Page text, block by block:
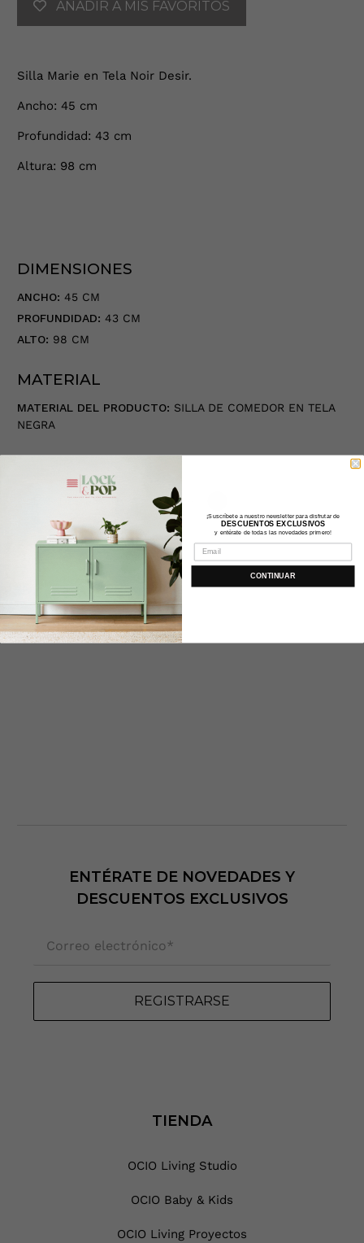
AÑADIR A MIS FAVORITOS
Silla Marie en Tela Noir Desir.
Ancho: 45 cm
Profundidad: 43 cm
Altura: 98 cm
DIMENSIONES
ANCHO: 45 CM
PROFUNDIDAD: 43 CM
ALTO: 98 CM
MATERIAL
MATERIAL DEL PRODUCTO: SILLA DE COMEDOR EN TELA
NEGRA
COLOR DEL PRODUCTO: NEGRO
Tipo: Silla Comedor
ENTÉRATE DE NOVEDADES Y
DESCUENTOS EXCLUSIVOS
REGISTRARSE
TIENDA
OCIO Living Studio
OCIO Baby & Kids
OCIO Living Proyectos
¡Suscríbete a nuestro newsletter para disfrutar de
DESCUENTOS EXCLUSIVOS
y entérate de todas las novedades primero!
CONTINUAR